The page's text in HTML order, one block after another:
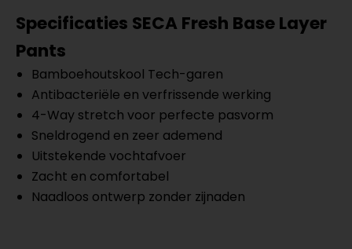
Specificaties SECA Fresh Base Layer
Pants
Bamboehoutskool Tech-garen
Antibacteriële en verfrissende werking
4-Way stretch voor perfecte pasvorm
Sneldrogend en zeer ademend
Uitstekende vochtafvoer
Zacht en comfortabel
Naadloos ontwerp zonder zijnaden